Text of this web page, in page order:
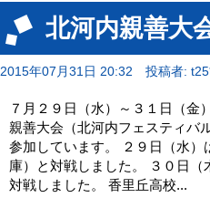
北河内親善大
2015年07月31日 20:32 投稿者:
７月２９日（水）～３１日（金
親善大会（北河内フェスティバ
参加しています。 ２９日（水
庫）と対戦しました。 ３０日
対戦しました。 香里丘高校...